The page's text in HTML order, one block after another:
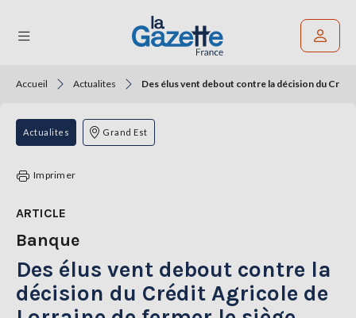
THÉMATIQUES
RÉGIONS
TENDANCES
SERVICES
LA
GAZETTE
Accueil Actualites Des élus vent debout contre la décision du
Actualites Grand Est
Imprimer
ARTICLE
Banque
Des élus vent debout contre la
décision du Crédit Agricole de